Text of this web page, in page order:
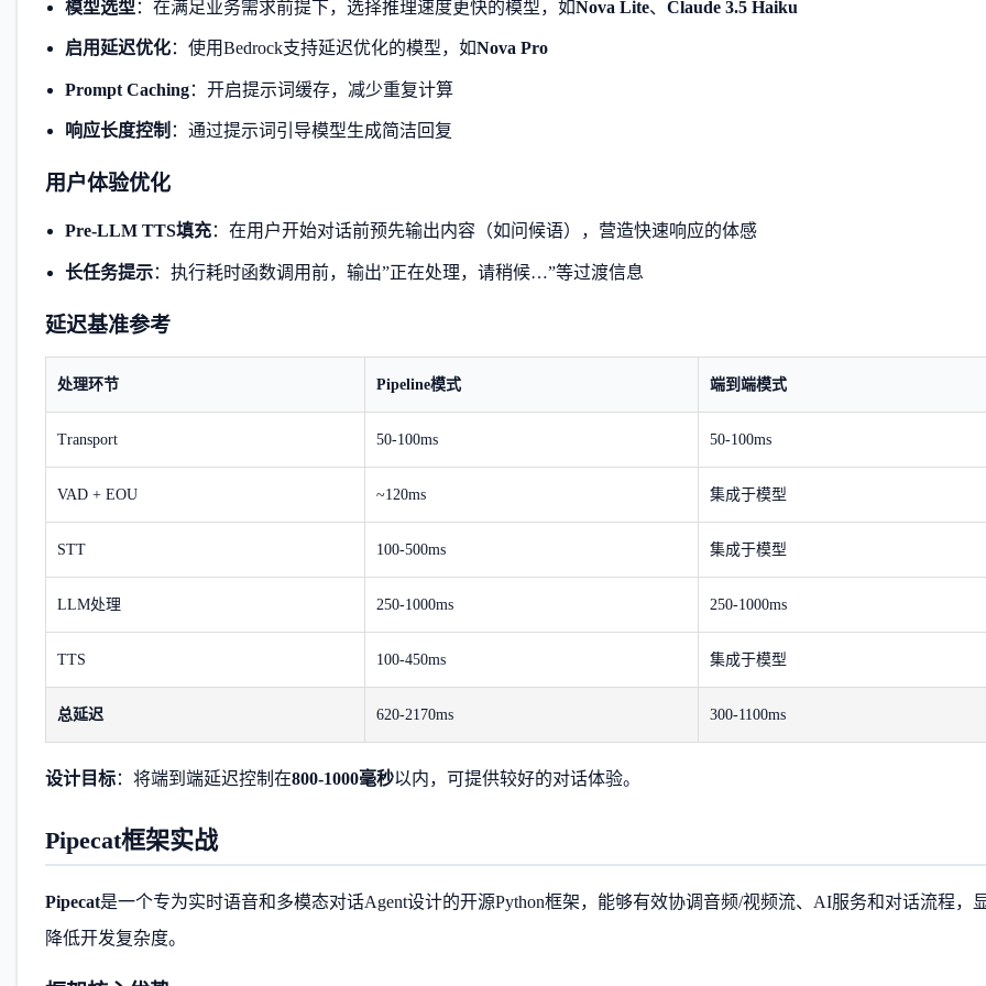
模型选型 ：在满足业务需求前提下，选择推理速度更快的模型，如Nova Lite、 Claude 3.5 Haiku
启用延迟优化：使用Bedrock支持延迟优化的模型，如Nova Pro
Prompt Caching：开启提示词缓存，减少重复计算
响应长度控制 ：通过提示词引导模型生成简洁回复
用户体验优化
Pre-LLM TTS填充：在用户开始对话前预先输出内容（如问候语），营造快速响应的体感
长任务提示：执行耗时函数调用前，输出”正在处理，请稍候…”等过渡信息
延迟基准参考
处理环节 Pipeline模式 端到端模式
Transport 50-100ms 50-100ms
VAD + EOU ~120ms 集成于模型
STT 100-500ms 集成于模型
LLM处理 250-1000ms 250-1000ms
TTS 100-450ms 集成于模型
总延迟 620-2170ms 300-1100ms
设计目标：将端到端延迟控制在800-1000毫秒以内，可提供较好的对话体验。
Pipecat框架实战
Pipecat是一个专为实时语音和多模态对话Agent设计的开源Python框架，能够有效协调音频/视频流、AI服务和对话流程，
降低开发复杂度。